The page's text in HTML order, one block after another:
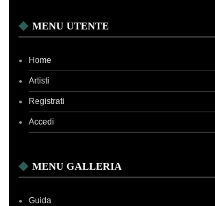
MENU UTENTE
Home
Artisti
Registrati
Accedi
MENU GALLERIA
Guida